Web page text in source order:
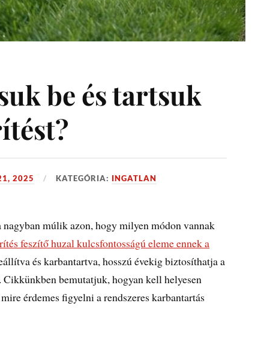
be és tartsuk
2025 KATEGÓRIA: INGATLAN
múlik azon, hogy milyen módon vannak
feszítő huzal kulcsfontosságú eleme ennek a
és karbantartva, hosszú évekig biztosíthatja a
Cikkünkben bemutatjuk, hogyan kell helyesen
érdemes figyelni a rendszeres karbantartás